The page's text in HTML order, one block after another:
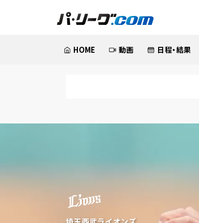
HOME 動画 日程・結果